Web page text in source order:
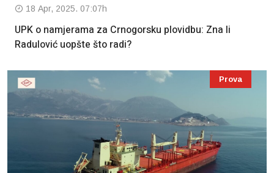
18 Apr, 2025. 07:07h
UPK o namjerama za Crnogorsku plovidbu: Zna li
Radulović uopšte što radi?
Prova